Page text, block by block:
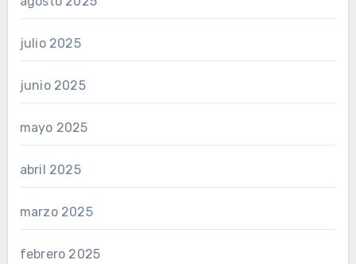
julio 2025
junio 2025
mayo 2025
abril 2025
marzo 2025
febrero 2025